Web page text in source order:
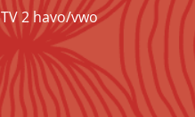
2 havo/vwo